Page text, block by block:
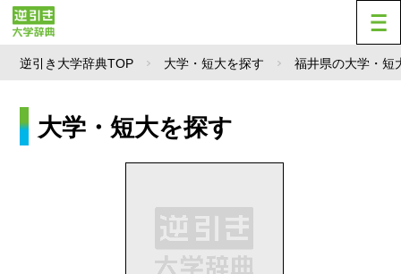
逆引き大学辞典TOP 大学・短大を探す 福井県の大学・短
大学・短大を探す